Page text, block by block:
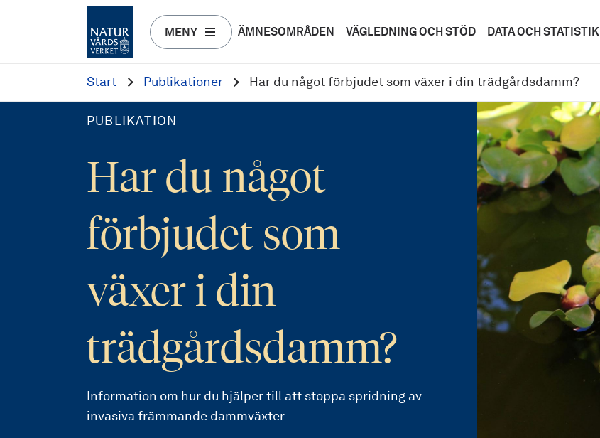
MENY ÄMNESOMRÅDEN VÄGLEDNING OCH STÖD DATA OCH STATISTIK
Start Publikationer Har du något förbjudet som växer i din trädgårdsdamm?
PUBLIKATION
Har du något
förbjudet som
växer i din
trädgårdsdamm?
Information om hur du hjälper till att stoppa spridning av
invasiva främmande dammväxter